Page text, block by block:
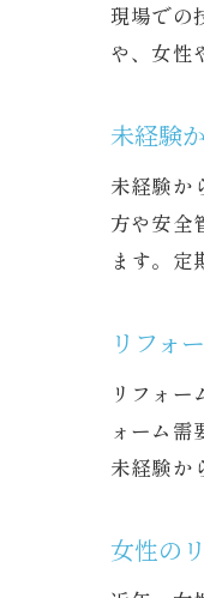
現場での
や、女性
未経験
未経験か
方や安全
ます。定
リフォ
リフォ
ォーム需
未経験か
女性の